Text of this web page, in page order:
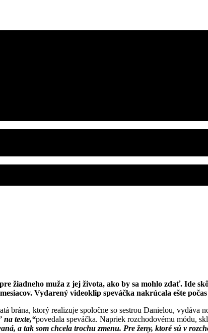
žiadneho muža z jej života, ako by sa mohlo zdať. Ide
Vydarený videoklip speváčka nakrúcala ešte
brána, ktorý realizuje spoločne so sestrou Danielou, vydáva
na texte,“povedala speváčka. Napriek rozchodovému módu,
a tak som chcela trochu zmenu. Pre ženy, ktoré sú v